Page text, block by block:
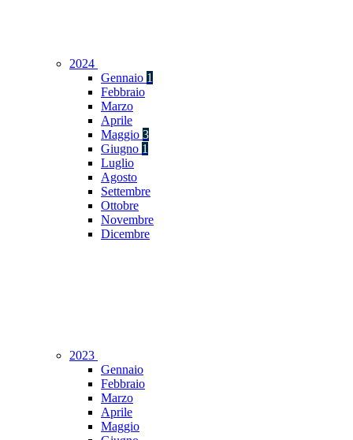
2024
Gennaio 1
Febbraio
Marzo
Aprile
Maggio 3
Giugno 1
Luglio
Agosto
Settembre
Ottobre
Novembre
Dicembre
2023
Gennaio
Febbraio
Marzo
Aprile
Maggio